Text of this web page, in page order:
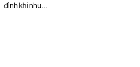
đình khi nhu...